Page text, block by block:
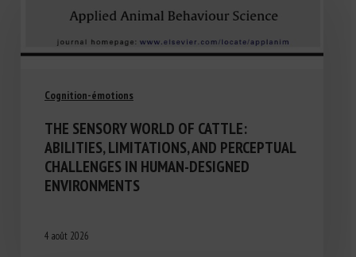
Cognition-émotions
THE SENSORY WORLD OF CATTLE:
ABILITIES, LIMITATIONS, AND PERCEPTUAL
CHALLENGES IN HUMAN-DESIGNED
ENVIRONMENTS
4 août 2026